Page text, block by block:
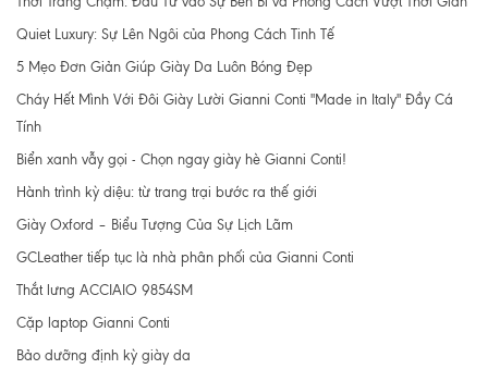
Quiet Luxury: Sự Lên Ngôi của Phong Cách Tinh Tế
5 Mẹo Đơn Giản Giúp Giày Da Luôn Bóng Đẹp
Cháy Hết Mình Với Đôi Giày Lười Gianni Conti "Made in Italy" Đầy Cá
Tính
Biển xanh vẫy gọi - Chọn ngay giày hè Gianni Conti!
Hành trình kỳ diệu: từ trang trại bước ra thế giới
Giày Oxford – Biểu Tượng Của Sự Lịch Lãm
GCLeather tiếp tục là nhà phân phối của Gianni Conti
Thắt lưng ACCIAIO 9854SM
Cặp laptop Gianni Conti
Bảo dưỡng định kỳ giày da